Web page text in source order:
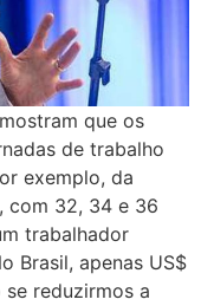
que os
de trabalho
exemplo, da
com 32, 34 e 36
trabalhador
Brasil, apenas US$
se reduzirmos a